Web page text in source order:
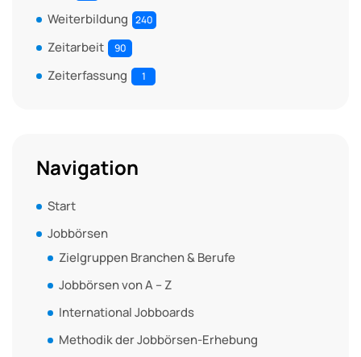
Weiterbildung 240
Zeitarbeit 90
Zeiterfassung 1
Navigation
Start
Jobbörsen
Zielgruppen Branchen & Berufe
Jobbörsen von A – Z
International Jobboards
Methodik der Jobbörsen-Erhebung